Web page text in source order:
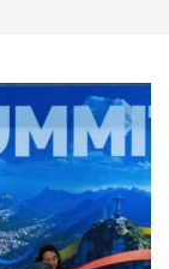
р
ж
и
м
у